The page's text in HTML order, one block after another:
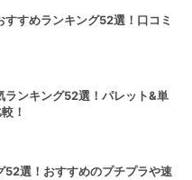
すめランキング52選！口コミ
ランキング52選！パレット&単
！
52選！おすすめのプチプラや速